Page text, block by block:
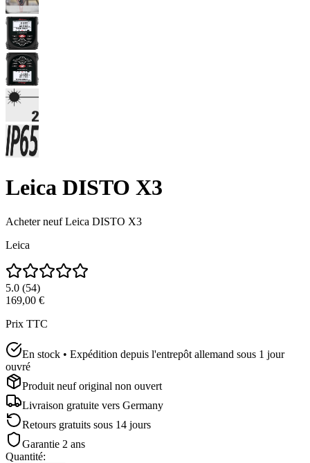
Leica DISTO X3
Acheter neuf Leica DISTO X3
Leica
5.0 (54)
169,00 €
Prix TTC
En stock • Expédition depuis l'entrepôt allemand sous 1 jour
ouvré
Produit neuf original non ouvert
Livraison gratuite vers Germany
Retours gratuits sous 14 jours
Garantie 2 ans
Quantité: